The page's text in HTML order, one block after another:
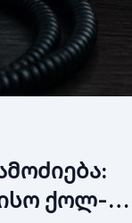
ქოლ-